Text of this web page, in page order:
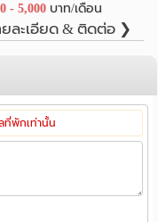
- 5,000 บาท/เดือน
ยละเอียด & ติดต่อ ❯
ลที่พักเท่านั้น